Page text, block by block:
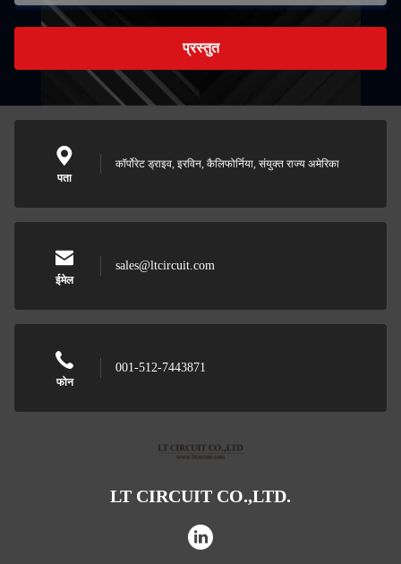
प्रस्तुत
पता
कॉर्पोरेट ड्राइव, इरविन, कैलिफोर्निया, संयुक्त राज्य अमेरिका
ईमेल
sales@ltcircuit.com
फोन
001-512-7443871
LT CIRCUIT CO.,LTD.